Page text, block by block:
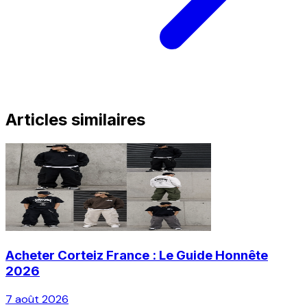
Articles similaires
Acheter Corteiz France : Le Guide Honnête
2026
7 août 2026